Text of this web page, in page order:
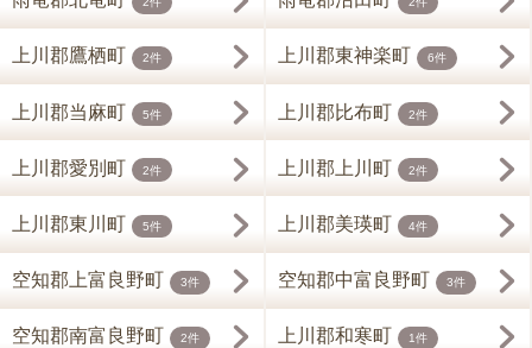
上川郡鷹栖町 2件 上川郡東神楽町 6件
上川郡当麻町 5件 上川郡比布町 2件
上川郡愛別町 2件 上川郡上川町 2件
上川郡東川町 5件 上川郡美瑛町 4件
空知郡上富良野町 3件 空知郡中富良野町 3件
空知郡南富良野町 2件 上川郡和寒町 1件